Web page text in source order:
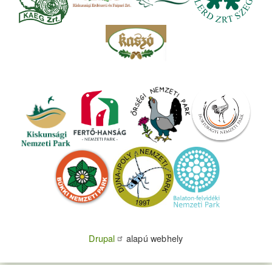
Drupal alapú webhely